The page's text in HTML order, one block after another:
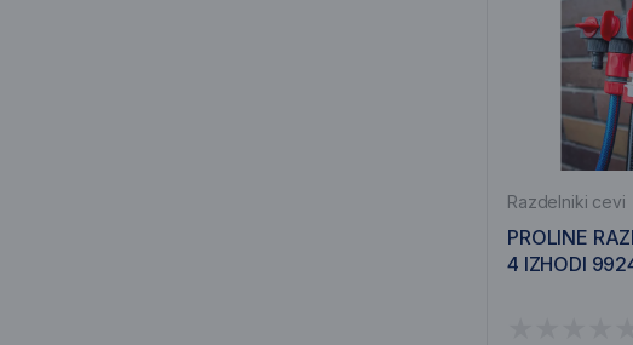
Razdelniki cevi
PROLINE
4 IZHODI